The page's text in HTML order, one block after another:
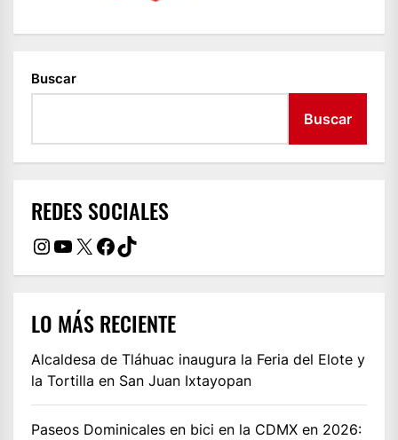
Buscar
Buscar
REDES SOCIALES
Instagram
YouTube
X Facebook
TikTok
LO MÁS RECIENTE
Alcaldesa de Tláhuac inaugura la Feria del Elote y
la Tortilla en San Juan Ixtayopan
Paseos Dominicales en bici en la CDMX en 2026: